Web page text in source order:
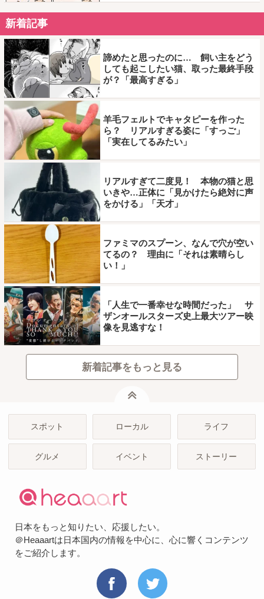
新着記事
諦めたと思ったのに… 飼い主をどう
しても起こしたい猫、取った最終手段
が？「最高すぎる」
羊毛フェルトでキャタピーを作った
ら？ リアルすぎる姿に「すっご」
「実在してるみたい」
リアルすぎて二度見！ 本物の猫と思
いきや…正体に「見かけたら絶対に声
をかける」「天才」
ファミマのスプーン、なんで穴が空い
てるの？ 理由に「それは素晴らし
い！」
「人生で一番幸せな時間だった」 サ
ザンオールスターズ史上最大ツアー映
像を見逃すな！
新着記事をもっと見る
スポット ローカル ライフ
グルメ イベント ストーリー
日本をもっと知りたい、応援したい。
＠Heaaartは日本国内の情報を中心に、心に響くコンテンツ
をご紹介します。